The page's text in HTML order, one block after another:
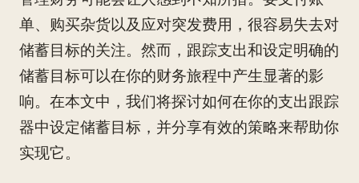
单、购买杂货以及应对突发费用，很容易失去对
储蓄目标的关注。然而，跟踪支出和设定明确的
储蓄目标可以在你的财务旅程中产生显著的影
响。在本文中，我们将探讨如何在你的支出跟踪
器中设定储蓄目标，并分享有效的策略来帮助你
实现它。